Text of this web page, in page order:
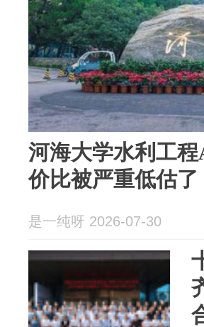
河海大学水利工
价比被严重低估了
是一纯呀 2026-07-30